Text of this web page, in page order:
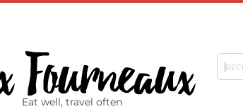
Eat well, travel often